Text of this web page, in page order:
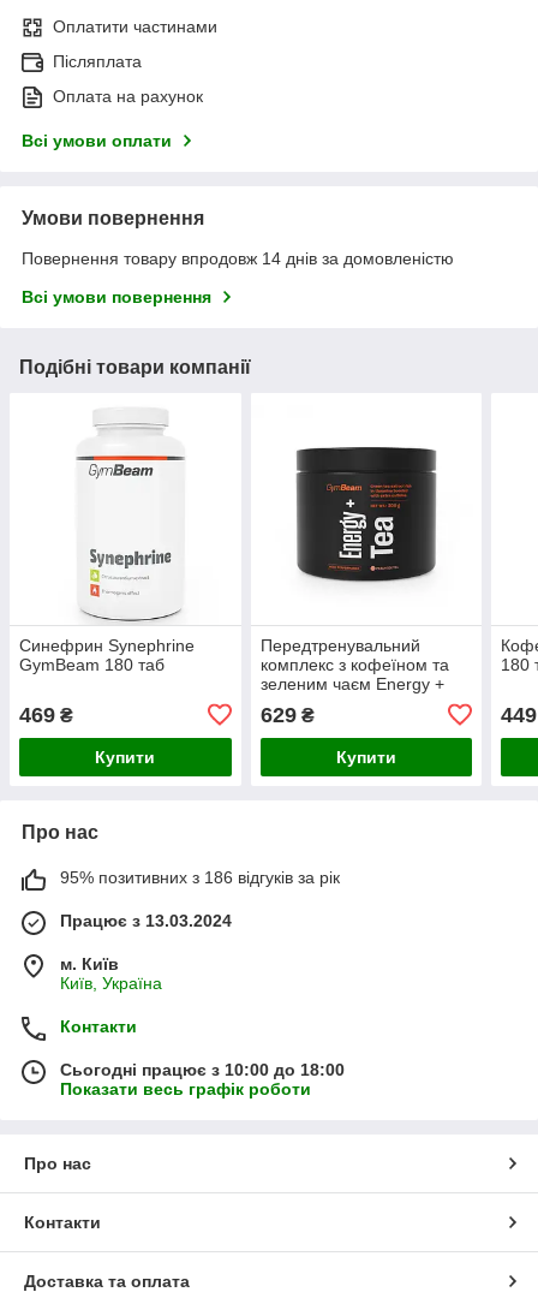
Оплатити частинами
Післяплата
Оплата на рахунок
Всі умови оплати
Умови повернення
Повернення товару впродовж 14 днів за домовленістю
Всі умови повернення
Подібні товари компанії
Синефрин Synephrine
GymBeam 180 таб
469 ₴
Купити
Передтренувальний
комплекс з кофеїном та
зеленим чаєм Energy +
Холодний Персиковий Чай
629₴
Купити
180
449
Про нас
95% позитивних з 186 відгуків за рік
Працює з 13.03.2024
м. Київ
Київ, Україна
Контакти
Сьогодні працює з 10:00 до 18:00
Показати весь графік роботи
Про нас
Контакти
Доставка та оплата